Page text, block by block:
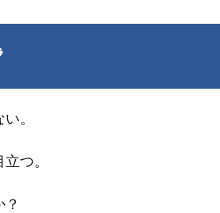
。
つ。